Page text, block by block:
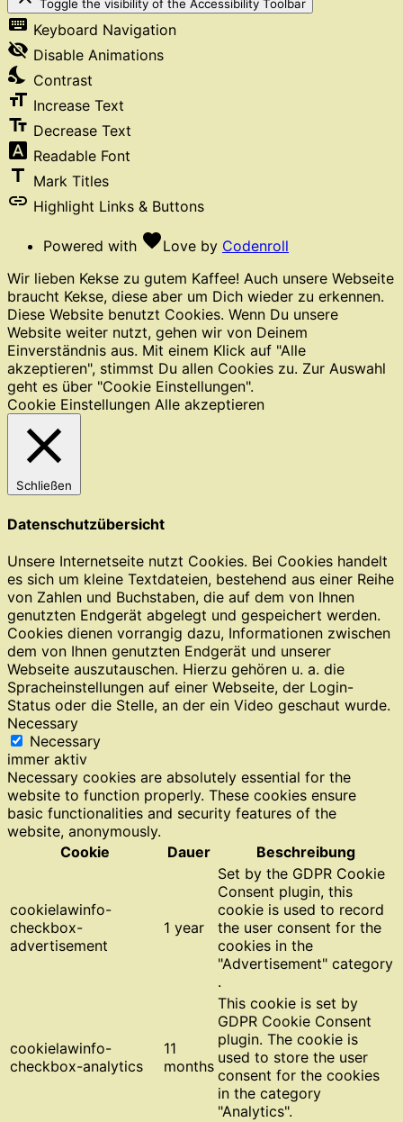
Toggle the visibility of the Accessibility Toolbar
keyboard Keyboard Navigation
visibility_off Disable Animations
nights_stay Contrast
format_size Increase Text
text_fields Decrease Text
font_download Readable Font
title Mark Titles
link Highlight Links & Buttons
Powered with favoriteLove by Codenroll
Wir lieben Kekse zu gutem Kaffee! Auch unsere Webseite
braucht Kekse, diese aber um Dich wieder zu erkennen.
Diese Website benutzt Cookies. Wenn Du unsere
Website weiter nutzt, gehen wir von Deinem
Einverständnis aus. Mit einem Klick auf "Alle
akzeptieren", stimmst Du allen Cookies zu. Zur Auswahl
geht es über "Cookie Einstellungen".
Cookie Einstellungen Alle akzeptieren
Schließen
Datenschutzübersicht
Unsere Internetseite nutzt Cookies. Bei Cookies handelt
es sich um kleine Textdateien, bestehend aus einer Reihe
von Zahlen und Buchstaben, die auf dem von Ihnen
genutzten Endgerät abgelegt und gespeichert werden.
Cookies dienen vorrangig dazu, Informationen zwischen
dem von Ihnen genutzten Endgerät und unserer
Webseite auszutauschen. Hierzu gehören u. a. die
Spracheinstellungen auf einer Webseite, der Login-
Status oder die Stelle, an der ein Video geschaut wurde.
Necessary
Necessary
immer aktiv
Necessary cookies are absolutely essential for the
website to function properly. These cookies ensure
basic functionalities and security features of the
website, anonymously.
Cookie
Dauer Beschreibung
cookielawinfo-
checkbox-
advertisement
1 year
Set by the GDPR Cookie
Consent plugin, this
cookie is used to record
the user consent for the
cookies in the
"Advertisement" category
.
cookielawinfo-
checkbox-analytics
11
months
This cookie is set by
GDPR Cookie Consent
plugin. The cookie is
used to store the user
consent for the cookies
in the category
"Analytics".